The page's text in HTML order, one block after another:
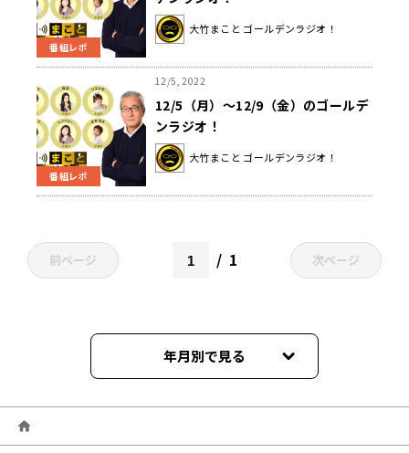
番組レポ
大竹まこと ゴールデンラジオ！
番組レポ
12/5, 2022
12/5（月）～12/9（金）のゴールデ
ンラジオ！
大竹まこと ゴールデンラジオ！
前ページ 1 次ページ
年月別で見る
2025年09月